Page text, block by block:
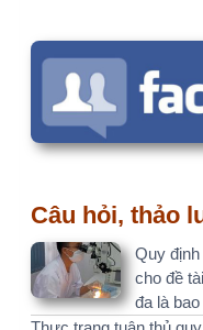
đa là bao
Thực trạng tuân thủ quy
dưỡng khoa lâm sàng tại
Làm sao để kiểm tra đạo
Ý kiến, bình
3 tháng 2 tuần
NÔNG MINH
1 năm 1 tháng
Cảm ơn bạn